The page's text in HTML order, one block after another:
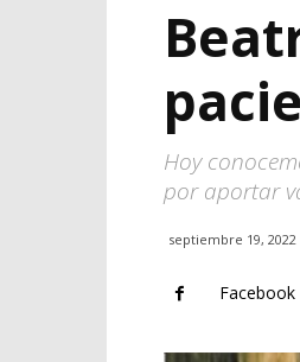
Hoy
por aportar
septiembre 19, 2022
Facebook